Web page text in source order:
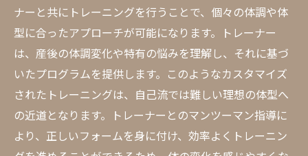
ナーと共にトレーニングを行うことで、個々の体調や体
型に合ったアプローチが可能になります。トレーナー
は、産後の体調変化や特有の悩みを理解し、それに基づ
いたプログラムを提供します。このようなカスタマイズ
されたトレーニングは、自己流では難しい理想の体型へ
の近道となります。トレーナーとのマンツーマン指導に
より、正しいフォームを身に付け、効率よくトレーニン